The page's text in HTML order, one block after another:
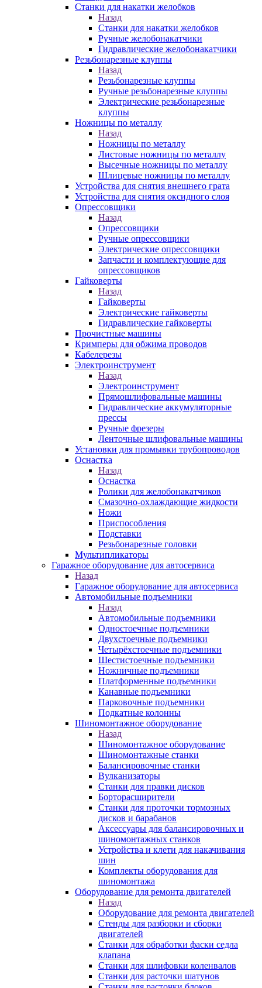
Станки для накатки желобков
Назад
Станки для накатки желобков
Ручные желобонакатчики
Гидравлические желобонакатчики
Резьбонарезные клуппы
Назад
Резьбонарезные клуппы
Ручные резьбонарезные клуппы
Электрические резьбонарезные
клуппы
Ножницы по металлу
Назад
Ножницы по металлу
Листовые ножницы по металлу
Высечные ножницы по металлу
Шлицевые ножницы по металлу
Устройства для снятия внешнего грата
Устройства для снятия оксидного слоя
Опрессовщики
Назад
Опрессовщики
Ручные опрессовщики
Электрические опрессовщики
Запчасти и комплектующие для
опрессовщиков
Гайковерты
Назад
Гайковерты
Электрические гайковерты
Гидравлические гайковерты
Прочистные машины
Кримперы для обжима проводов
Кабелерезы
Электроинструмент
Назад
Электроинструмент
Прямошлифовальные машины
Гидравлические аккумуляторные
прессы
Ручные фрезеры
Ленточные шлифовальные машины
Установки для промывки трубопроводов
Оснастка
Назад
Оснастка
Ролики для желобонакатчиков
Смазочно-охлаждающие жидкости
Ножи
Приспособления
Подставки
Резьбонарезные головки
Мультипликаторы
Гаражное оборудование для автосервиса
Назад
Гаражное оборудование для автосервиса
Автомобильные подъемники
Назад
Автомобильные подъемники
Одностоечные подъемники
Двухстоечные подъемники
Четырёхстоечные подъемники
Шестистоечные подъемники
Ножничные подъемники
Платформенные подъемники
Канавные подъемники
Парковочные подъемники
Подкатные колонны
Шиномонтажное оборудование
Назад
Шиномонтажное оборудование
Шиномонтажные станки
Балансировочные станки
Вулканизаторы
Станки для правки дисков
Борторасширители
Станки для проточки тормозных
дисков и барабанов
Аксессуары для балансировочных и
шиномонтажных станков
Устройства и клети для накачивания
шин
Комплекты оборудования для
шиномонтажа
Оборудование для ремонта двигателей
Назад
Оборудование для ремонта двигателей
Стенды для разборки и сборки
двигателей
Станки для обработки фаски седла
клапана
Станки для шлифовки коленвалов
Станки для расточки шатунов